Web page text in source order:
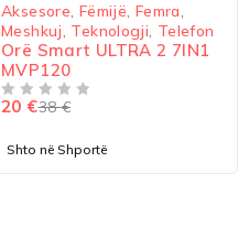
Aksesore Fëmijë Femra
Meshkuj Teknologji Telefon
Orë Smart ULTRA 2 7IN1
MVP120
38€
20 €
Shto në Shportë